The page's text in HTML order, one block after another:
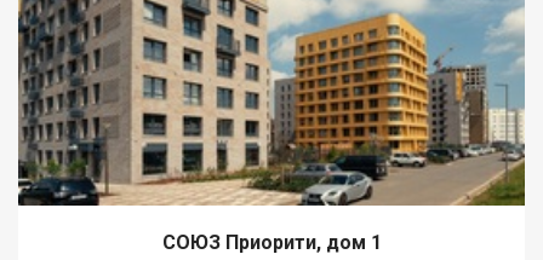
СОЮЗ Приорити, дом 1